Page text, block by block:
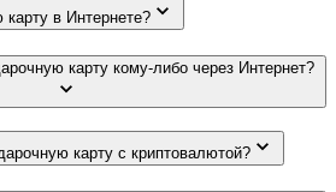
карту в Интернете?
карту кому-либо через Интернет?
карту с криптовалютой?